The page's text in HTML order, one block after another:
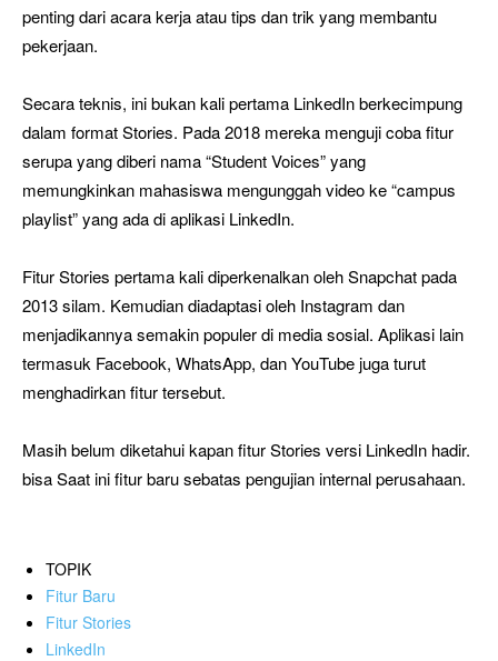
penting dari acara kerja atau tips dan trik yang membantu
pekerjaan.
Secara teknis, ini bukan kali pertama LinkedIn berkecimpung
dalam format Stories. Pada 2018 mereka menguji coba fitur
serupa yang diberi nama “Student Voices” yang
memungkinkan mahasiswa mengunggah video ke “campus
playlist” yang ada di aplikasi LinkedIn.
Fitur Stories pertama kali diperkenalkan oleh Snapchat pada
2013 silam. Kemudian diadaptasi oleh Instagram dan
menjadikannya semakin populer di media sosial. Aplikasi lain
termasuk Facebook, WhatsApp, dan YouTube juga turut
menghadirkan fitur tersebut.
Masih belum diketahui kapan fitur Stories versi LinkedIn hadir.
bisa Saat ini fitur baru sebatas pengujian internal perusahaan.
TOPIK
Fitur Baru
Fitur Stories
LinkedIn